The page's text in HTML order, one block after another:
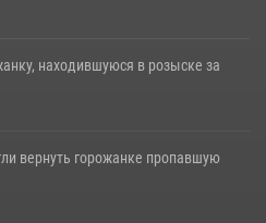
находившуюся в розыске за
вернуть горожанке пропавшую